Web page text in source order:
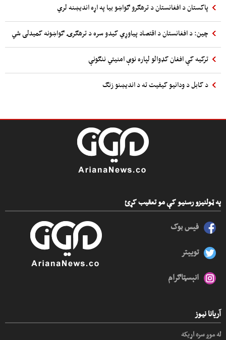
پاکستان د افغانستان د ترهګرو ګواښو بیا په اړه اندیښنه لري
چین: د افغانستان د اقتصاد پیاوړي کیدو سره د ترهګرۍ ګواښونه کمیدلی شي
ترکیه کې افغان کډوالو لپاره نوې امنیتي ننګونې
د کابل د ودانیو کیفیت ته د اندیښنو زنګ
په ټولنیزو رسنیو کې مو تعقیب کړئ
فیس بوک
توییتر
انېسټاګرام
آریانا نیوز
له موږ سره اړیکه